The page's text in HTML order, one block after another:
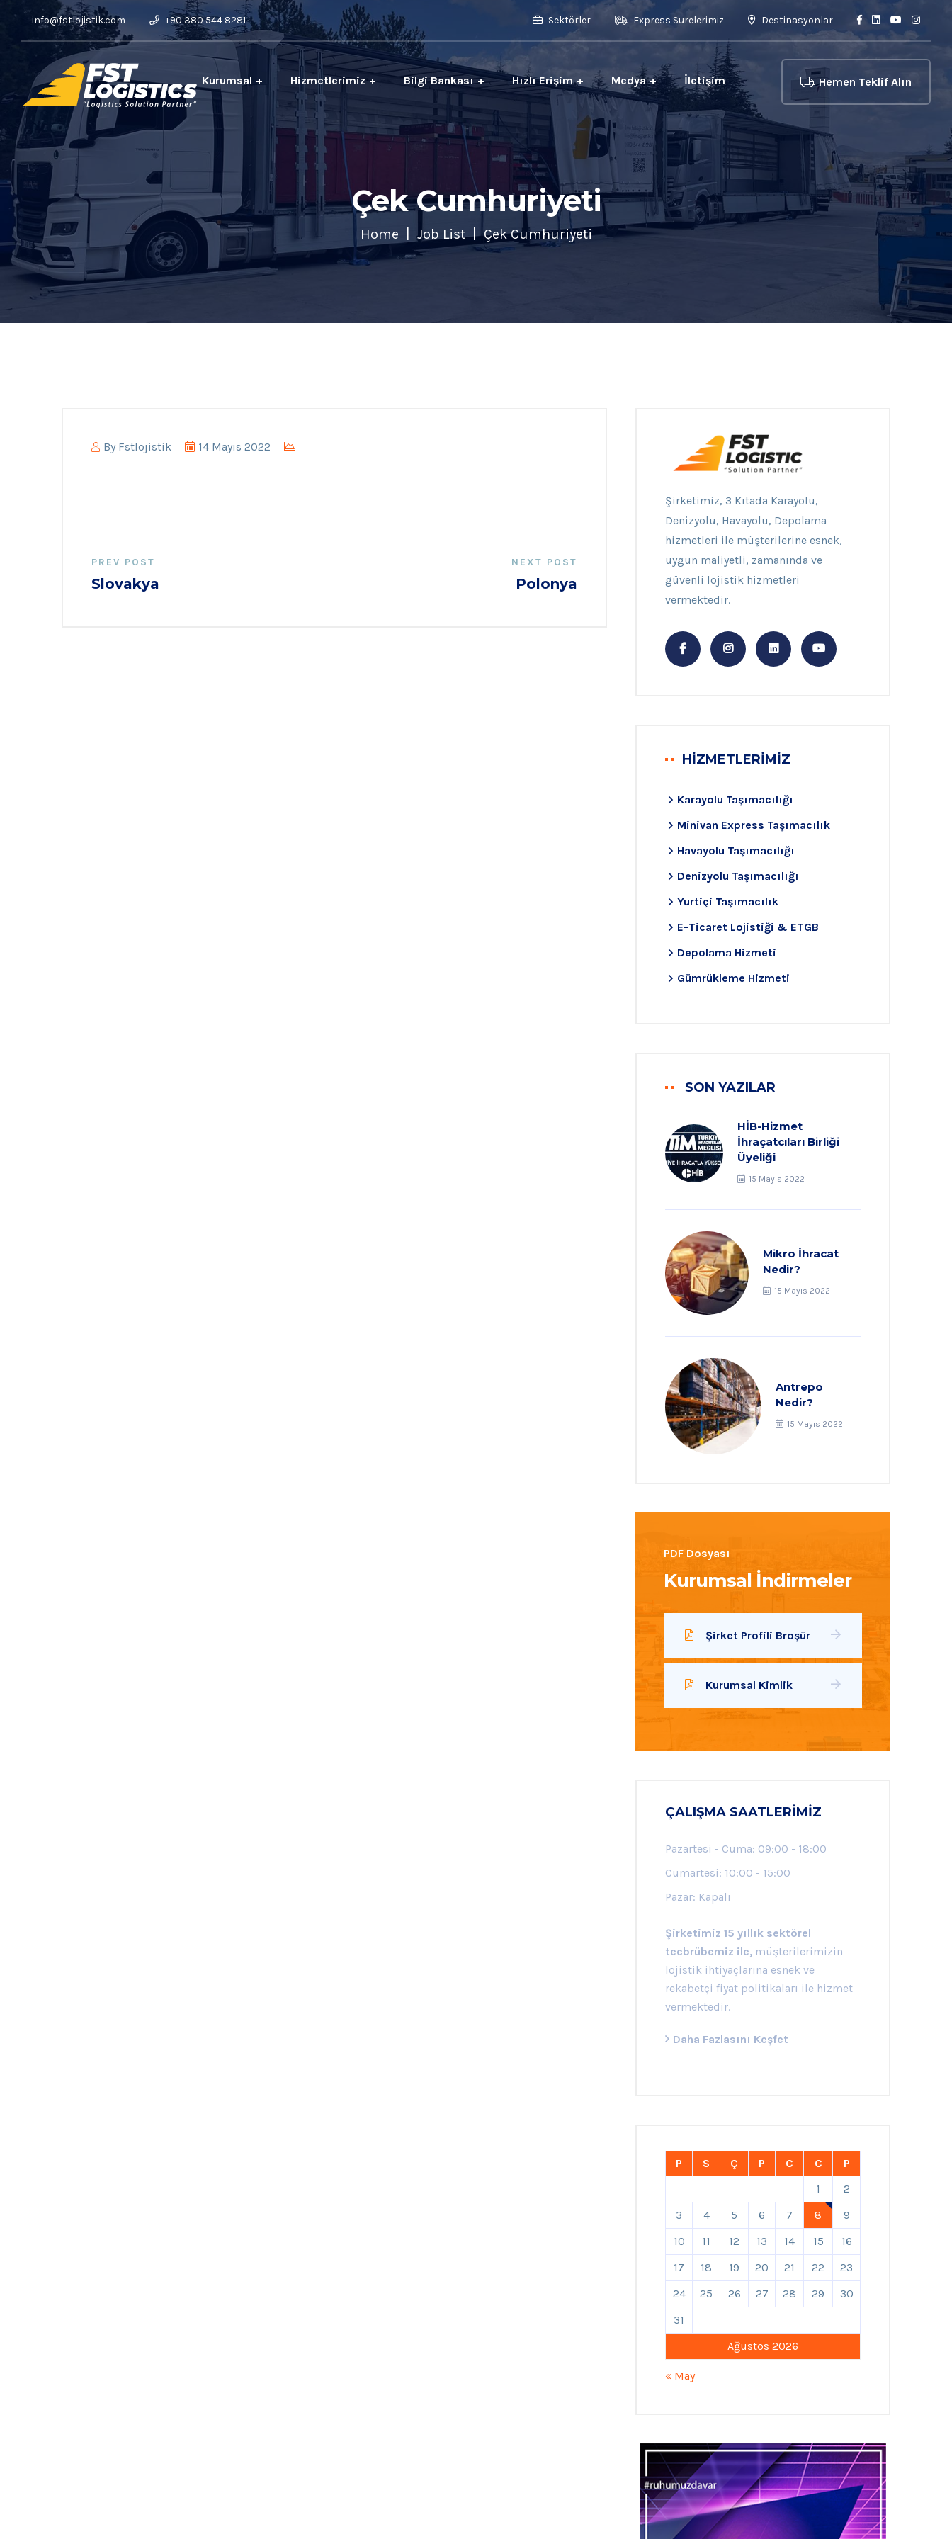
info@fstlojistik.com +90 380 544 8281 Sektörler Express Surelerimiz Destinasyonlar
Kurumsal Hizmetlerimiz Bilgi Bankası Hızlı Erişim Medya İletişim Hemen Teklif Alın
Çek Cumhuriyeti
Home Job List Çek Cumhuriyeti
By Fstlojistik 14 Mayıs 2022
PREV POST
Slovakya
NEXT POST
Polonya
Şirketimiz, 3 Kıtada Karayolu,
Denizyolu, Havayolu, Depolama
hizmetleri ile müşterilerine esnek,
uygun maliyetli, zamanında ve
güvenli lojistik hizmetleri
vermektedir.
HİZMETLERİMİZ
Karayolu Taşımacılığı
Minivan Express Taşımacılık
Havayolu Taşımacılığı
Denizyolu Taşımacılığı
Yurtiçi Taşımacılık
E-Ticaret Lojistiği & ETGB
Depolama Hizmeti
Gümrükleme Hizmeti
SON YAZILAR
HİB-Hizmet
İhraçatcıları Birliği
Üyeliği
15 Mayıs 2022
Mikro İhracat
Nedir?
15 Mayıs 2022
Antrepo
Nedir?
15 Mayıs 2022
PDF Dosyası
Kurumsal İndirmeler
Şirket Profili Broşür
Kurumsal Kimlik
ÇALIŞMA SAATLERIMIZ
Pazartesi - Cuma: 09:00 - 18:00
Cumartesi: 10:00 - 15:00
Pazar: Kapalı
Şirketimiz 15 yıllık sektörel
tecbrübemiz ile, müşterilerimizin
lojistik ihtiyaçlarına esnek ve
rekabetçi fiyat politikaları ile hizmet
vermektedir.
Daha Fazlasını Keşfet
Ağustos 2026
P S Ç P C C
P
1
2
3
4 5 6 7 8
9
10
11 12 13 14 15
16
17
18 19 20 21 22
23
24
25 26 27 28 29
30
31
« May